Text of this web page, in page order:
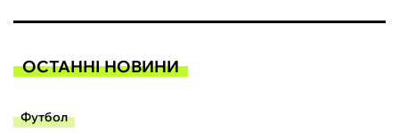
ОСТАННІ НОВИНИ
Футбол